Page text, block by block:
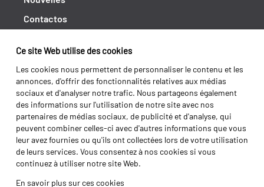
Ce site Web utilise des cookies
Les cookies nous permettent de personnaliser le contenu et les
annonces, d'offrir des fonctionnalités relatives aux médias
sociaux et d'analyser notre trafic. Nous partageons également
des informations sur l'utilisation de notre site avec nos
partenaires de médias sociaux, de publicité et d'analyse, qui
peuvent combiner celles-ci avec d'autres informations que vous
leur avez fournies ou qu'ils ont collectées lors de votre utilisation
de leurs services. Vous consentez à nos cookies si vous
continuez à utiliser notre site Web.
En savoir plus sur ces cookies
Contactos
Shipping returns
Politique de Privacité
Termes et conditions